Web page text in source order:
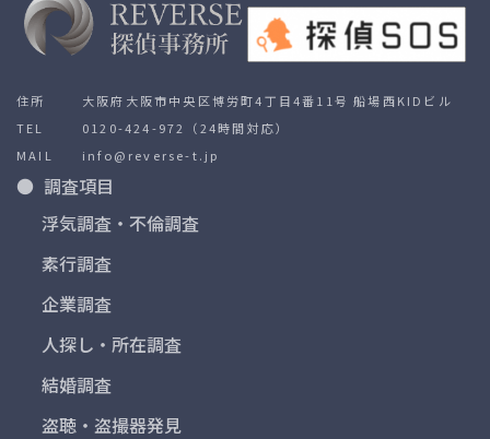
住所
大阪府大阪市中央区博労町4丁目4番11号 船場西KIDビル
TEL
0120-424-972
（24時間対応）
MAIL
info@reverse-t.jp
調査項目
浮気調査・不倫調査
素行調査
企業調査
人探し・所在調査
結婚調査
盗聴・盗撮器発見